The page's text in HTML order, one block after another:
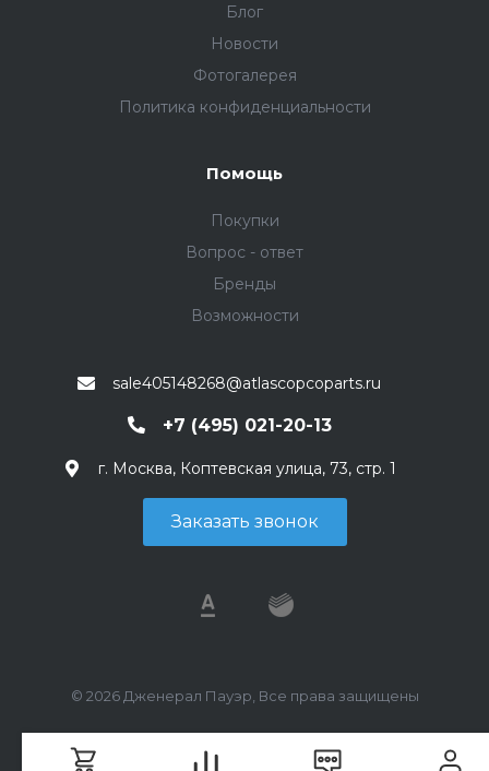
Блог
Новости
Фотогалерея
Политика конфиденциальности
Помощь
Покупки
Вопрос - ответ
Бренды
Возможности
sale405148268@atlascopcoparts.ru
+7 (495) 021-20-13
г. Москва, Коптевская улица, 73, стр. 1
Заказать звонок
© 2026 Дженерал Пауэр, Все права защищены